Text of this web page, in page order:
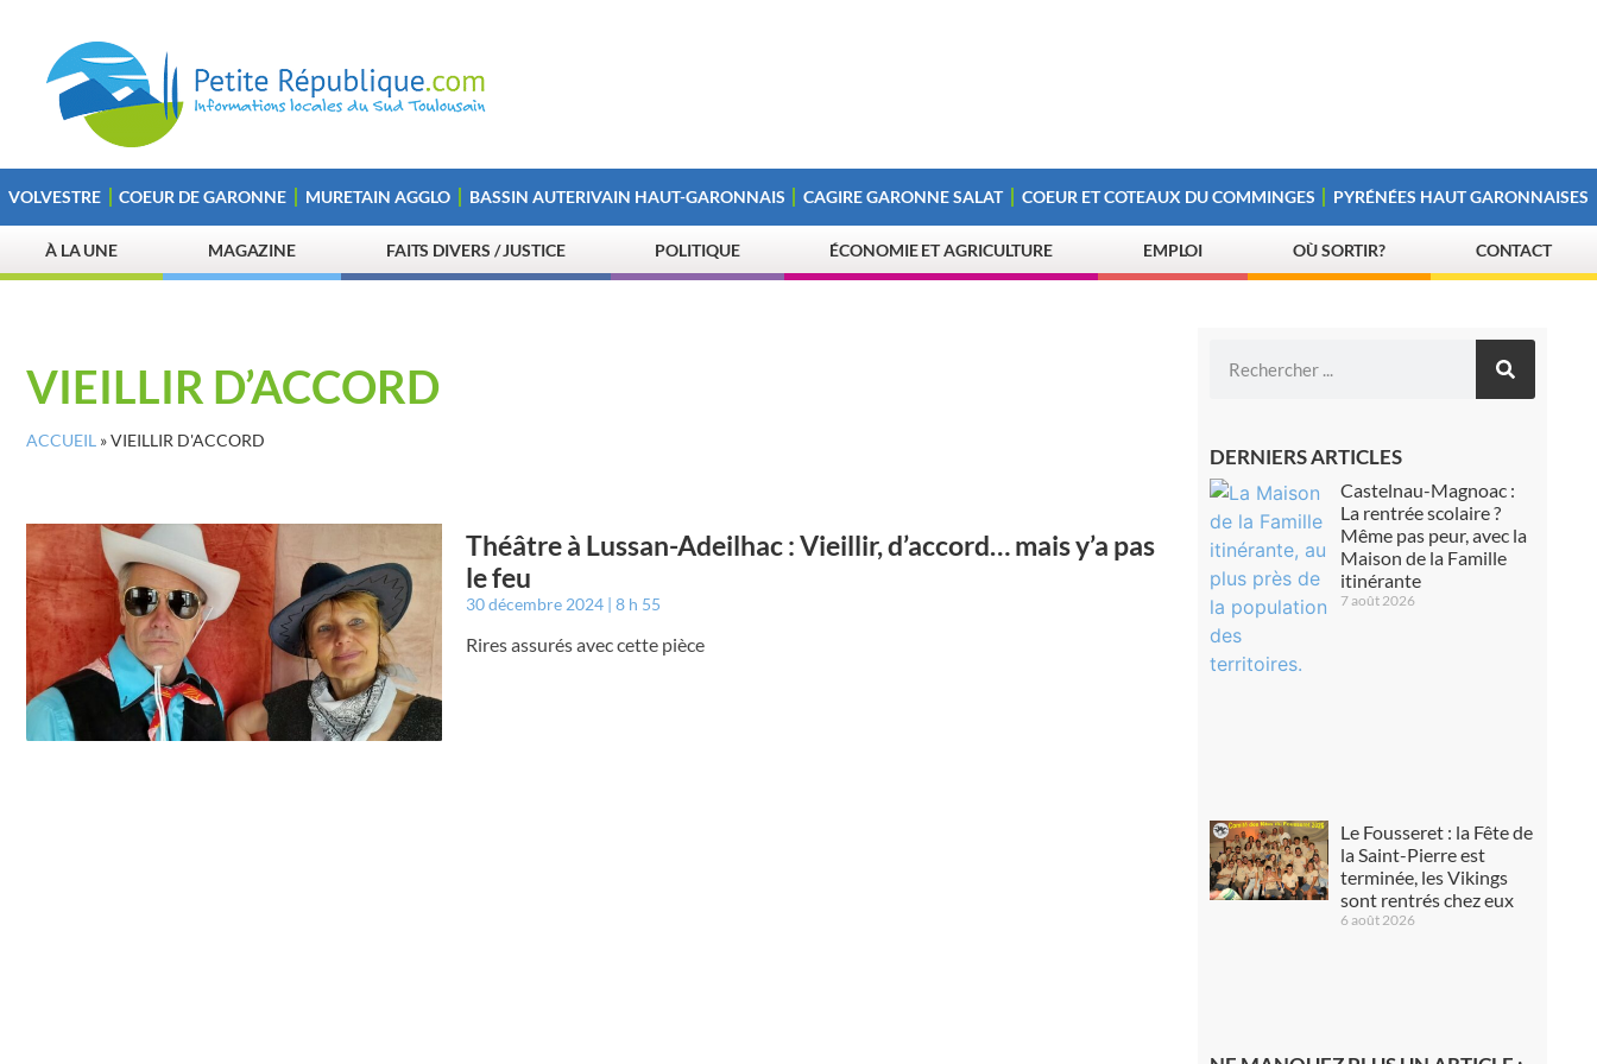
VOLVESTRE COEUR DE GARONNE MURETAIN AGGLO BASSIN AUTERIVAIN HAUT-GARONNAIS CAGIRE GARONNE SALAT COEUR ET COTEAUX DU COMMINGES PYRÉNÉES HAUT GARONNAISES
À LA UNE MAGAZINE FAITS DIVERS / JUSTICE POLITIQUE ÉCONOMIE ET AGRICULTURE EMPLOI OÙ SORTIR? CONTACT
VIEILLIR D’ACCORD
ACCUEIL »VIEILLIR D'ACCORD
Théâtre à Lussan-Adeilhac : Vieillir, d’accord… mais y’a pas
le feu
30 décembre 2024 8 h 55
Rires assurés avec cette pièce
DERNIERS ARTICLES
Castelnau-Magnoac :
La rentrée scolaire ?
Même pas peur, avec la
Maison de la Famille
itinérante
7 août 2026
Le Fousseret : la Fête de
la Saint-Pierre est
terminée, les Vikings
sont rentrés chez eux
6 août 2026